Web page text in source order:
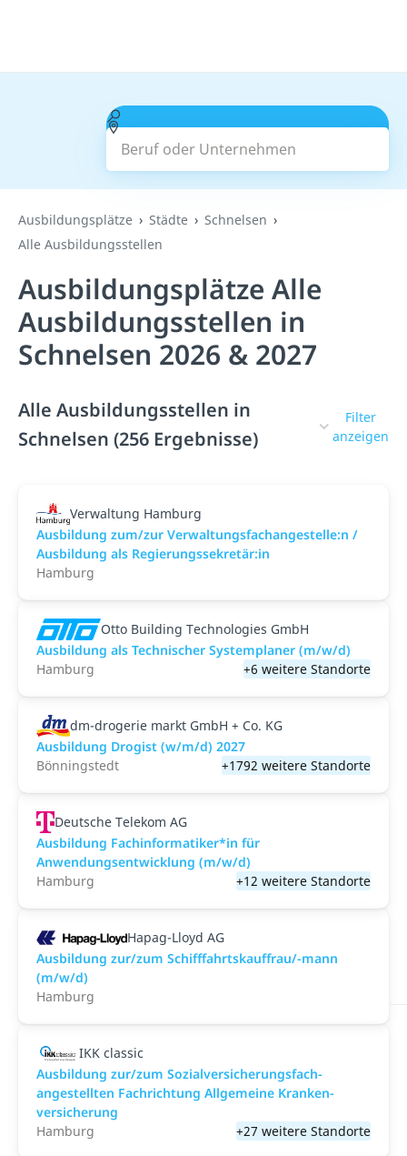
Beruf oder Unternehmen
Suchen
Ausbildungsplätze Städte
Schnelsen
Alle Ausbildungsstellen
Ausbildungsplätze Alle
Ausbildungsstellen in
Schnelsen 2026 & 2027
Alle Ausbildungsstellen in
Schnelsen (256 Ergebnisse)
Filter
anzeigen
Verwaltung Hamburg
Ausbildung zum/zur Verwaltungsfachangestelle:n /
Ausbildung als Regierungssekretär:in
Hamburg
Otto Building Technologies GmbH
Ausbildung als Technischer Systemplaner (m/w/d)
Hamburg
+6 weitere Standorte
dm-drogerie markt GmbH + Co. KG
Ausbildung Drogist (w/m/d) 2027
Bönningstedt
+1792 weitere Standorte
Deutsche Telekom AG
Ausbildung Fachinformatiker*in für
Anwendungsentwicklung (m/w/d)
Hamburg
+12 weitere Standorte
Hapag-Lloyd AG
Ausbildung zur/zum Schifffahrtskauffrau/-mann
(m/w/d)
Hamburg
IKK classic
Aus­bild­ung zur/zum Sozial­versicher­ungs­fach­
angestellten­ Fach­richtung All­gemeine Kranken­
versicher­ung
Hamburg
+27 weitere Standorte